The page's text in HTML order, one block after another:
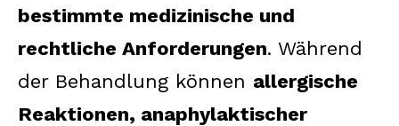
bestimmte medizinische und
rechtliche Anforderungen. Während
der Behandlung können allergische
Reaktionen, anaphylaktischer